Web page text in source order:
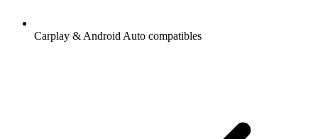
Carplay & Android Auto compatibles